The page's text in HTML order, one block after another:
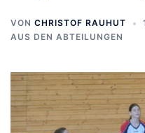
VON CHRISTOF RAUHUT
AUS DEN ABTEILUNGEN